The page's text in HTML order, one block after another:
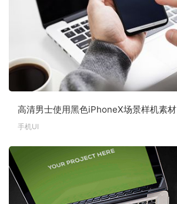
高清男士使用黑色iPhoneX场景样机素材
手机UI